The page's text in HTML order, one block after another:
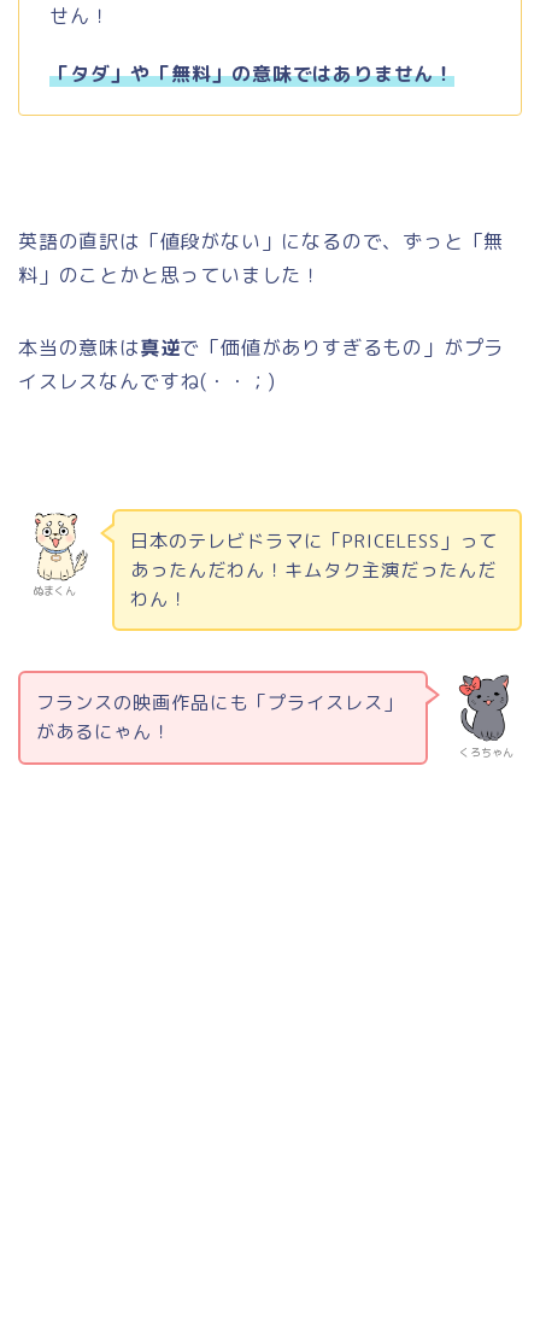
せん！
「タダ」や「無料」の意味ではありません！
英語の直訳は「値段がない」になるので、ずっと「無
料」のことかと思っていました！
本当の意味は真逆で「価値がありすぎるもの」がプラ
イスレスなんですね( ・・； )
ぬまくん
日本のテレビドラマに「PRICELESS 」って
あったんだわん！キムタク主演だったんだ
わん！
くろちゃん
フランスの映画作品にも「プライスレス」
があるにゃん！